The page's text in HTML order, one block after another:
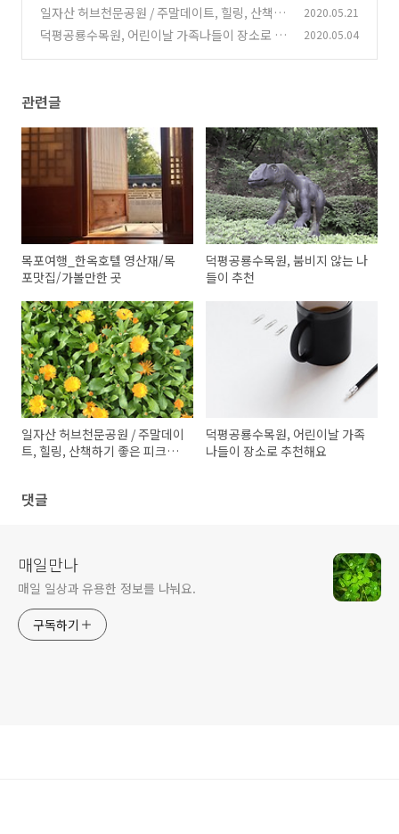
일자산 허브천문공원 / 주말데이트, 힐링, 산책하
기 좋은 피크닉 장소 추천 (25)
2020.05.21
덕평공룡수목원, 어린이날 가족나들이 장소로 추
2020.05.04
관련글
목포여행_한옥호텔 영산재/목
포맛집/가볼만한 곳
덕평공룡수목원, 붐비지 않는 나
들이 추천
일자산 허브천문공원 / 주말데이
트, 힐링, 산책하기 좋은 피크닉
덕평공룡수목원, 어린이날 가족
나들이 장소로 추천해요
댓글
매일만나
매일 일상과 유용한 정보를 나눠요.
구독하기